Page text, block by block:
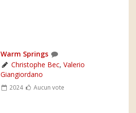
Warm Springs
Christophe Bec, Valerio
Giangiordano
2024 Aucun vote